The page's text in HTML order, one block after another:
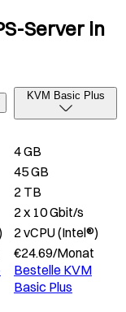
Server in
KVM Basic Plus
4 GB
45 GB
2 TB
2 x 10 Gbit/s
2 vCPU (Intel®)
€24.69/Monat
Bestelle KVM
Basic Plus